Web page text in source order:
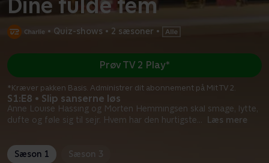
Dine fulde fem
• Quiz-shows • 2 sæsoner •
S1:E8 • Slip sanserne løs
Anne Louise Hassing og Morten Hemmingsen skal smage, lytte,
dufte og føle sig til sejr. Hvem har den hurtigste
Læs mere
Prøv TV 2 Play*
*Kræver pakken Basis. Administrer dit abonnement på Mit TV 2.
Sæson 1 Sæson 3